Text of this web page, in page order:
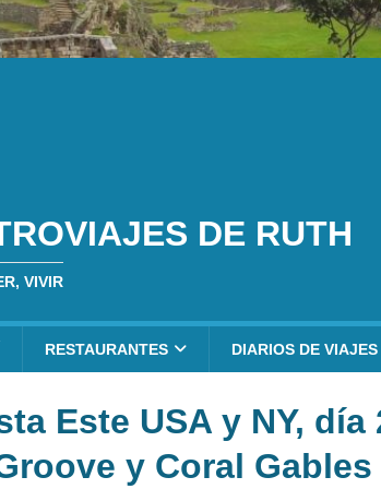
DE RUTH
VIVIR
RESTAURANTES DIARIOS DE VIAJES
Este USA y NY, día
y Coral Gables